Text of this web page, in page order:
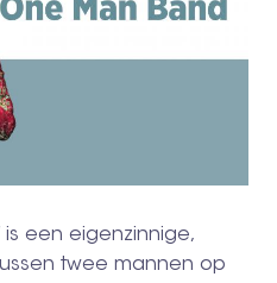
is een eigenzinnige,
twee mannen op